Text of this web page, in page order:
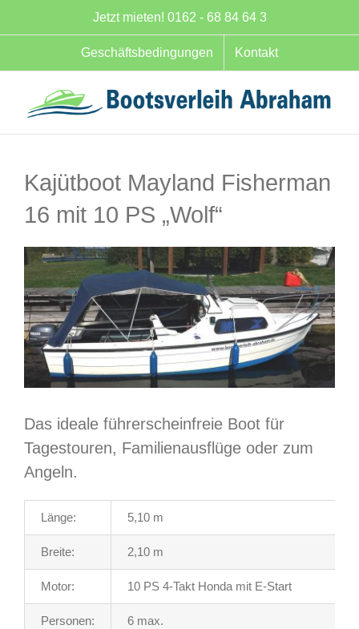
Jetzt mieten! 0162 - 68 84 64 3
Geschäftsbedingungen Kontakt
Kajütboot Mayland Fisherman
16 mit 10 PS „Wolf“
Das ideale führerscheinfreie Boot für
Tagestouren, Familienausflüge oder zum
Angeln.
Länge: 5,10 m
Breite: 2,10 m
Motor: 10 PS 4-Takt Honda mit E-Start
Personen: 6 max.